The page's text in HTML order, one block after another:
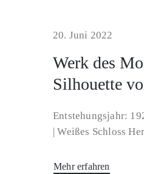
20. Juni 2022
Werk des
Silhouette
Entstehungsjahr:
| Weißes Schloss
Mehr erfahren